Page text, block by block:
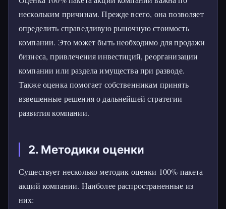
нескольким причинам. Прежде всего, она позволяет
определить справедливую рыночную стоимость
компании. Это может быть необходимо для продажи
бизнеса, привлечения инвестиций, реорганизации
компании или раздела имущества при разводе.
Также оценка помогает собственникам принять
взвешенные решения о дальнейшей стратегии
развития компании.
2. Методики оценки
Существует несколько методик оценки 100% пакета
акций компании. Наиболее распространенные из
них: